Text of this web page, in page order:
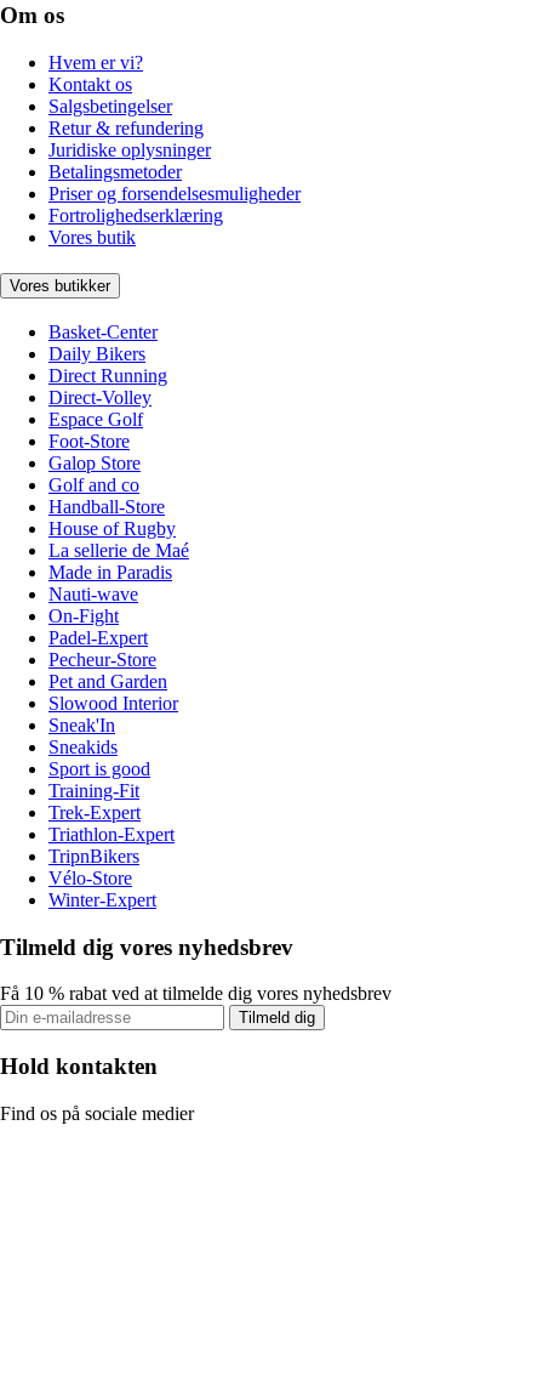
Om os
Hvem er vi?
Kontakt os
Salgsbetingelser
Retur & refundering
Juridiske oplysninger
Betalingsmetoder
Priser og forsendelsesmuligheder
Fortrolighedserklæring
Vores butik
Vores butikker
Basket-Center
Daily Bikers
Direct Running
Direct-Volley
Espace Golf
Foot-Store
Galop Store
Golf and co
Handball-Store
House of Rugby
La sellerie de Maé
Made in Paradis
Nauti-wave
On-Fight
Padel-Expert
Pecheur-Store
Pet and Garden
Slowood Interior
Sneak'In
Sneakids
Sport is good
Training-Fit
Trek-Expert
Triathlon-Expert
TripnBikers
Vélo-Store
Winter-Expert
Tilmeld dig vores nyhedsbrev
Få 10 % rabat ved at tilmelde dig vores nyhedsbrev
Tilmeld dig
Hold kontakten
Find os på sociale medier